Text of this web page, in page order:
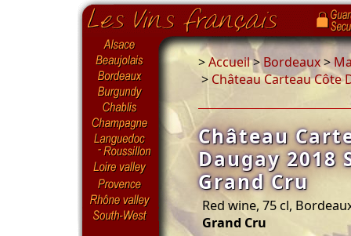
>Accueil>Bordeaux>
> Château Carteau Côte
Château
Daugay 2018
Grand Cru
Red wine, 75 cl,
Grand Cru